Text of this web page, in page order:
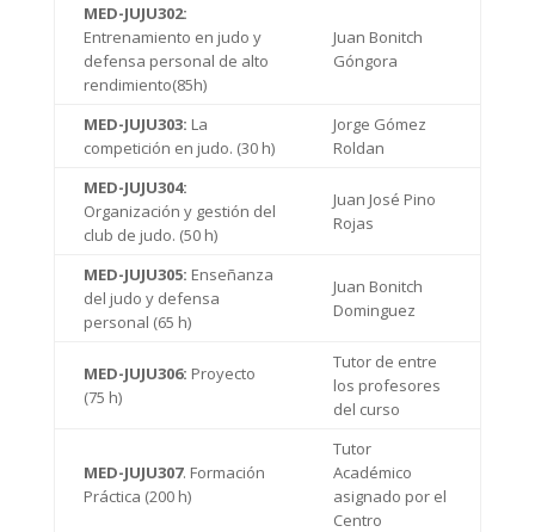
MED-JUJU302:
Entrenamiento en judo y
defensa personal de alto
rendimiento(85h)
Juan Bonitch
Góngora
MED-JUJU303: La
competición en judo. (30 h)
Jorge Gómez
Roldan
MED-JUJU304:
Organización y gestión del
club de judo. (50 h)
Juan José Pino
Rojas
MED-JUJU305: Enseñanza
del judo y defensa
personal (65 h)
Juan Bonitch
Dominguez
MED-JUJU306: Proyecto
(75 h)
Tutor de entre
los profesores
del curso
MED-JUJU307. Formación
Práctica (200 h)
Tutor
Académico
asignado por el
Centro